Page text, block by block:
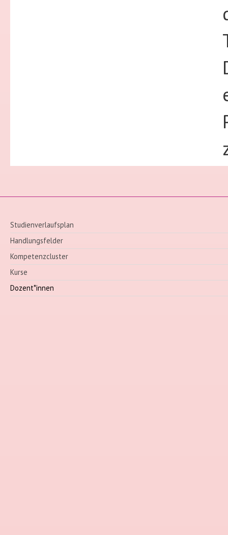
Studienverlaufsplan
Handlungsfelder
Kompetenzcluster
Kurse
Dozent*innen